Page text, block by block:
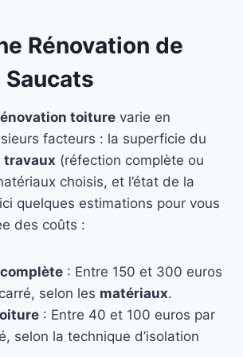
Rénovation de
Saucats
toiture varie en
facteurs : la superficie du
travaux (réfection complète ou
choisis, et l’état de la
quelques estimations pour vous
des coûts :
: Entre 150 et 300 euros
selon les matériaux.
: Entre 40 et 100 euros par
selon la technique d’isolation